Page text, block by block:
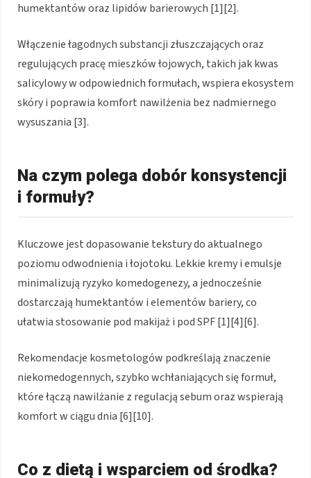
humektantów oraz lipidów barierowych [1][2].
Włączenie łagodnych substancji złuszczających oraz
regulujących pracę mieszków łojowych, takich jak kwas
salicylowy w odpowiednich formułach, wspiera ekosystem
skóry i poprawia komfort nawilżenia bez nadmiernego
wysuszania [3].
Na czym polega dobór konsystencji
i formuły?
Kluczowe jest dopasowanie tekstury do aktualnego
poziomu odwodnienia i łojotoku. Lekkie kremy i emulsje
minimalizują ryzyko komedogenezy, a jednocześnie
dostarczają humektantów i elementów bariery, co
ułatwia stosowanie pod makijaż i pod SPF [1][4][6].
Rekomendacje kosmetologów podkreślają znaczenie
niekomedogennych, szybko wchłaniających się formuł,
które łączą nawilżanie z regulacją sebum oraz wspierają
komfort w ciągu dnia [6][10].
Co z dietą i wsparciem od środka?